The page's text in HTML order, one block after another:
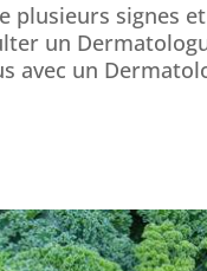
plusieurs signes
un
avec un